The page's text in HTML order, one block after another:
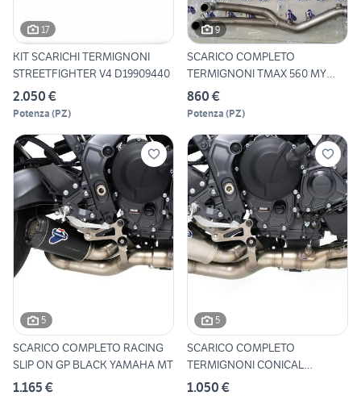
17
KIT SCARICHI TERMIGNONI
STREETFIGHTER V4 D19909440
2.050 €
Potenza (PZ)
9
SCARICO COMPLETO
TERMIGNONI TMAX 560 MY
2020 2024
860 €
Potenza (PZ)
5
SCARICO COMPLETO RACING
SLIP ON GP BLACK YAMAHA MT
1.165 €
5
SCARICO COMPLETO
TERMIGNONI CONICAL
YAMAHA MT-09 /
1.050 €